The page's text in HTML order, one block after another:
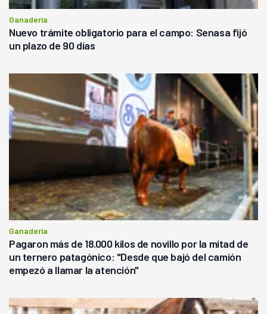
Ganadería
Nuevo trámite obligatorio para el campo: Senasa fijó
un plazo de 90 días
Ganadería
Pagaron más de 18.000 kilos de novillo por la mitad de
un ternero patagónico: "Desde que bajó del camión
empezó a llamar la atención"